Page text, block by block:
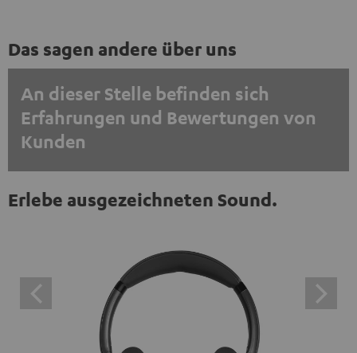
Das sagen andere über uns
An dieser Stelle befinden sich
Erfahrungen und Bewertungen von
Kunden
EINMALIG ZUSTIMMEN UND ANZEIGEN
Trustpilot‑Bewertungen sind externe Inhalte. Der
externe Inhalt kann hier mit nur einem Klick angezeigt
werden. Mit dem Anklicken des Inhalts wird zugestimmt,
dass externe Inhalte angezeigt werden. Dabei können
personenbezogene Daten an Drittplattformen
Erlebe ausgezeichneten Sound.